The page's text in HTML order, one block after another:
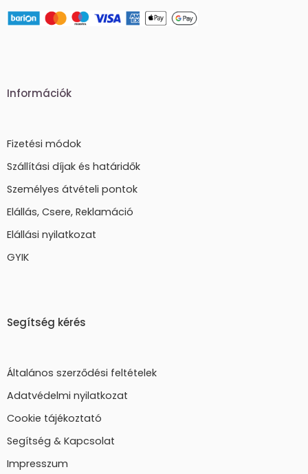
Információk
Fizetési módok
Szállítási díjak és határidők
Személyes átvételi pontok
Elállás, Csere, Reklamáció
Elállási nyilatkozat
GYIK
Segítség kérés
Általános szerződési feltételek
Adatvédelmi nyilatkozat
Cookie tájékoztató
Segítség & Kapcsolat
Impresszum